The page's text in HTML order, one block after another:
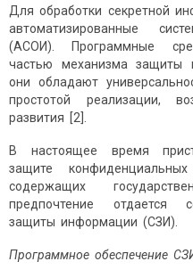
Для обработки секретной
автоматизированные
(АСОИ). Программные
частью механизма
они обладают
простотой реализации,
развития [2].
В настоящее время
защите
содержащих
предпочтение отдается
защиты информации (СЗИ).
Программное обеспечение